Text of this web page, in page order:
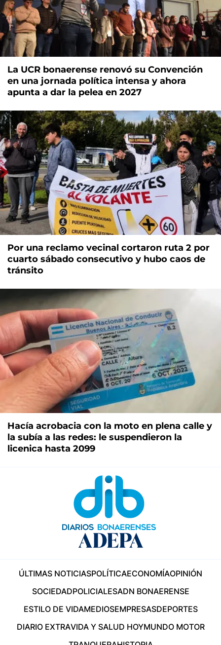
La UCR bonaerense renovó su Convención
en una jornada política intensa y ahora
apunta a dar la pelea en 2027
Por una reclamo vecinal cortaron ruta 2 por
cuarto sábado consecutivo y hubo caos de
tránsito
Hacía acrobacia con la moto en plena calle y
la subía a las redes: le suspendieron la
licenica hasta 2099
ÚLTIMAS NOTICIASPOLÍTICAECONOMÍAOPINIÓN
SOCIEDADPOLICIALESADN BONAERENSE
ESTILO DE VIDAMEDIOSEMPRESASDEPORTES
DIARIO EXTRAVIDA Y SALUD HOYMUNDO MOTOR